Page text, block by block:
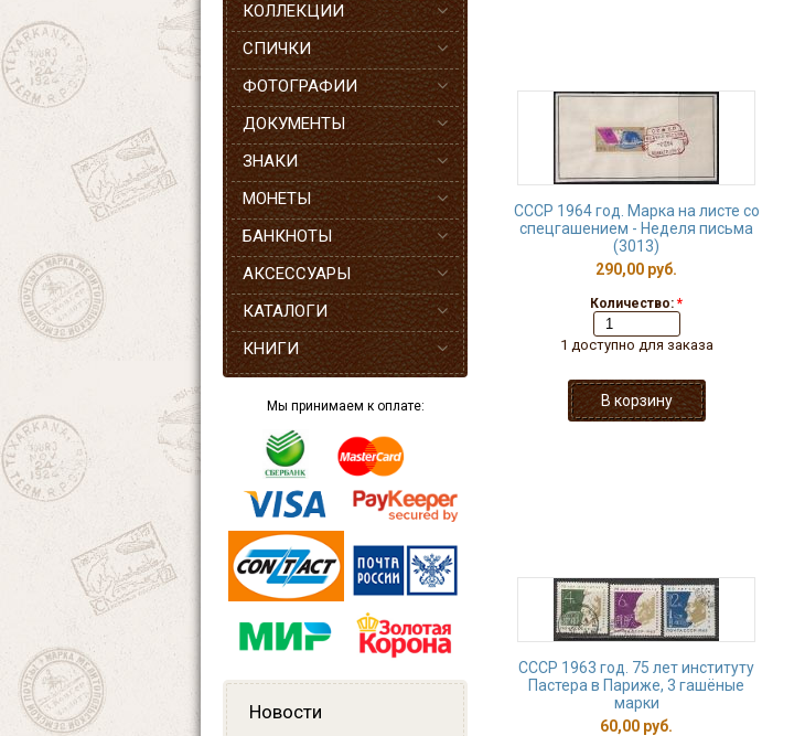
КОЛЛЕКЦИИ
СПИЧКИ
ФОТОГРАФИИ
ДОКУМЕНТЫ
ЗНАКИ
МОНЕТЫ
БАНКНОТЫ
АКСЕССУАРЫ
КАТАЛОГИ
КНИГИ
Мы принимаем к оплате:
Новости
СССР 1964 год. Марка на листе со
спецгашением - Неделя письма
(3013)
290,00 руб.
Количество: *
1 доступно для заказа
СССР 1963 год. 75 лет институту
Пастера в Париже, 3 гашёные
марки
60,00 руб.